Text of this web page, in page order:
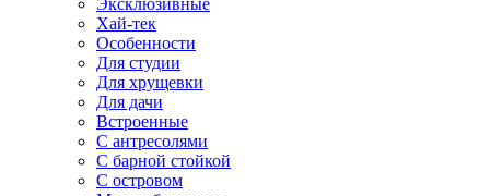
Эксклюзивные
Хай-тек
Особенности
Для студии
Для хрущевки
Для дачи
Встроенные
С антресолями
С барной стойкой
С островом